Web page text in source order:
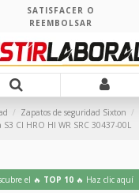
SATISFACER O
REEMBOLSAR
Zapatos de seguridad Sixton
CI HRO HI WR SRC 30437-00L
el 🔥 TOP 10 🔥 Haz clic aquí